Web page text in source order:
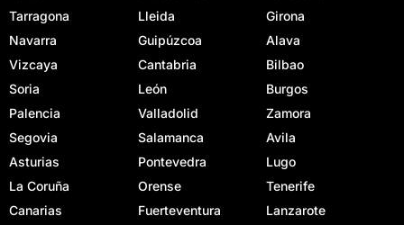
Tarragona
Lleida
Girona
Navarra
Guipúzcoa
Alava
Vizcaya
Cantabria
Bilbao
Soria
León
Burgos
Palencia
Valladolid
Zamora
Segovia
Salamanca
Avila
Asturias
Pontevedra
Lugo
La Coruña
Orense
Tenerife
Canarias
Fuerteventura
Lanzarote